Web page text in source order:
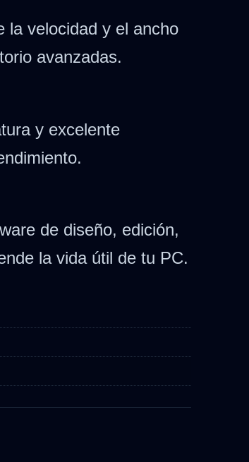
la velocidad y el ancho
avanzadas.
y excelente
de diseño, edición,
la vida útil de tu PC.